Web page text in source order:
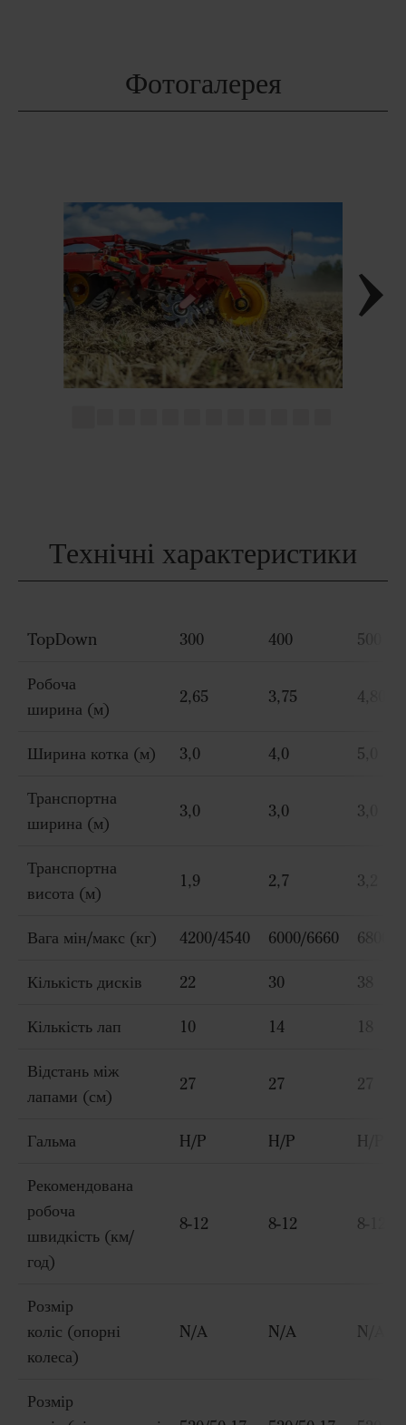
Фотогалерея
Технічні характеристики
TopDown 300 400 500
Робоча
ширина (м)
2,65 3,75 4,80
Ширина котка (м) 3,0 4,0 5,0
Транспортна
ширина (м)
3,0 3,0 3,0
Транспортна
висота (м)
1,9 2,7 3,2
Вага мін/макс (кг) 4200/4540 6000/6660 6800/
Кількість дисків 22 30 38
Кількість лап 10 14 18
Відстань між
лапами (см)
27 27 27
Гальма H/P H/P H/P
Рекомендована
робоча
швидкість (км/
год)
8-12 8-12 8-12
Розмір
коліс (опорні
колеса)
N/A N/A N/A
Розмір